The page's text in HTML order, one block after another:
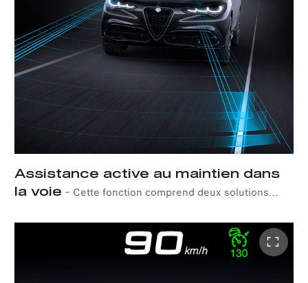
Assistance active au maintien dans
la voie – Cette fonction comprend deux solutions
la voie et l'assistance active aux angles morts. Alors que
le premier intervient automatiquement lorsque la voiture
change de voie en corrigeant sa trajectoire et en la